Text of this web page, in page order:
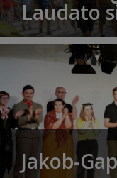
Laudato
Jakob-